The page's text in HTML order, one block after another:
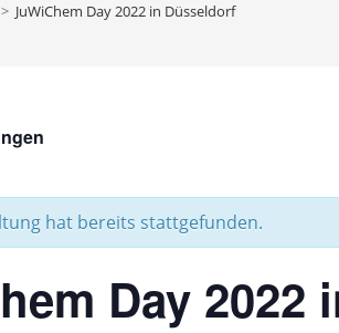
> JuWiChem Day 2022 in Düsseldorf
hat bereits stattgefunden.
Day 2022